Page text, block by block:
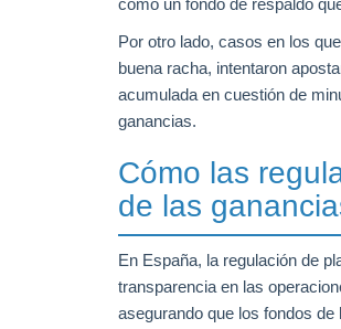
como un fondo de respaldo
Por otro lado, casos en los
buena racha, intentaron
acumulada en cuestión de
ganancias.
Cómo las
de las
En España, la regulación de
transparencia en las
asegurando que los fondos